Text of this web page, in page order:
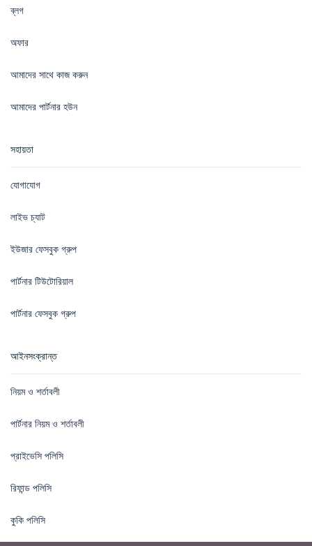
ব্লগ
অফার
আমাদের সাথে কাজ করুন
আমাদের পার্টনার হউন
সহায়তা
যোগাযোগ
লাইভ চ্যাট
ইউজার ফেসবুক গ্রুপ
পার্টনার টিউটোরিয়াল
পার্টনার ফেসবুক গ্রুপ
আইনসংক্রান্ত
নিয়ম ও শর্তাবলী
পার্টনার নিয়ম ও শর্তাবলী
প্রাইভেসি পলিসি
রিফান্ড পলিসি
কুকি পলিসি